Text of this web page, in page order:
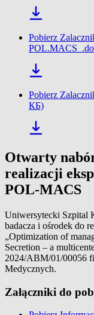
Pobierz
Pobierz
КБ)
Otwarty
realizacji
POL-MACS
Uniwersytecki Szpital
badacza i ośrodek do
„Optimization of
Secretion – a
2024/ABM/01/00056
Medycznych.
Załączniki do